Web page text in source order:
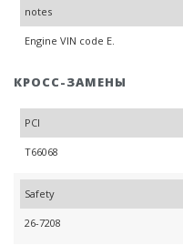
notes
Engine VIN code E.
КРОСС-ЗАМЕНЫ
PCI
T66068
Safety
26-7208